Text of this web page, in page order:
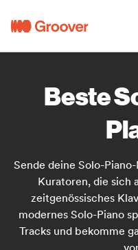
Beste
Sende deine Solo-
Kuratoren, die sich
zeitgenössisches
modernes Solo-Piano
Tracks und bekomme